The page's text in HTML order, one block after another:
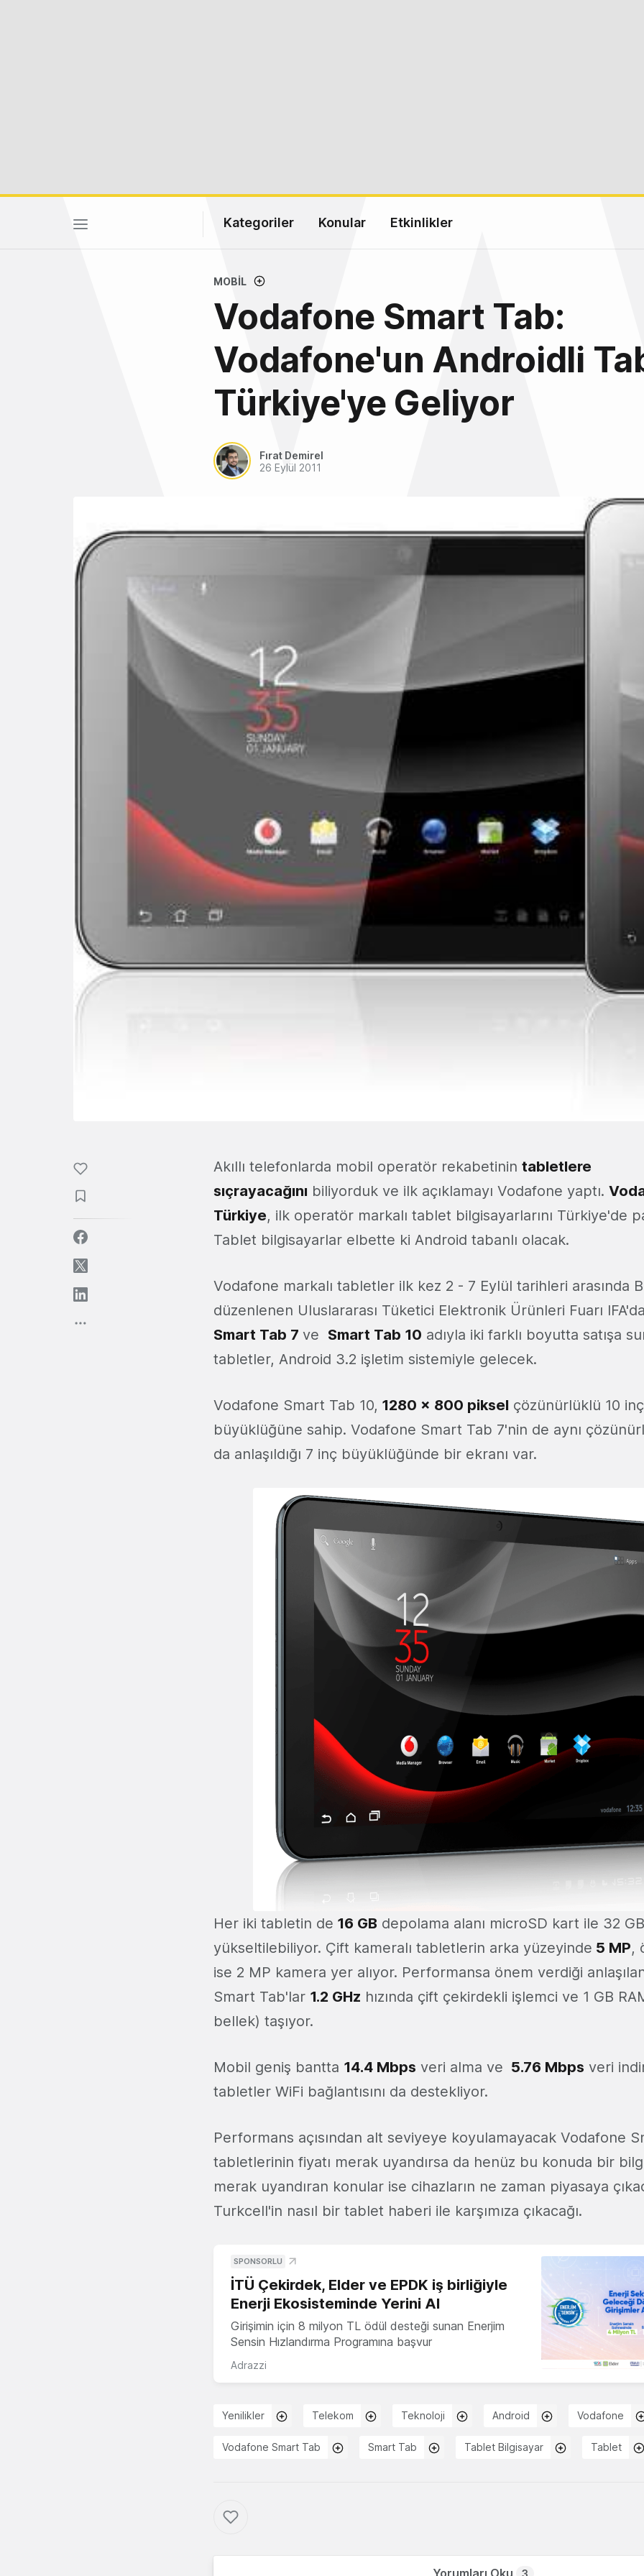
Kategoriler Konular Etkinlikler
MOBIL
Vodafone Smart Tab:
Vodafone'un Androidli
Türkiye'ye Geliyor
Fırat Demirel
26 Eylül 2011
Akıllı telefonlarda mobil operatör rekabetinin tabletlere
sıçrayacağını biliyorduk ve ilk açıklamayı Vodafone yaptı.
Türkiye, ilk operatör markalı tablet bilgisayarlarını Türkiye'de
Tablet bilgisayarlar elbette ki Android tabanlı olacak.
Vodafone markalı tabletler ilk kez 2 - 7 Eylül tarihleri arasında
düzenlenen Uluslararası Tüketici Elektronik Ürünleri Fuarı IFA'da
Smart Tab 7 ve Smart Tab 10 adıyla iki farklı boyutta satışa
tabletler, Android 3.2 işletim sistemiyle gelecek.
Vodafone Smart Tab 10, 1280 x 800 piksel çözünürlüklü 10
büyüklüğüne sahip. Vodafone Smart Tab 7'nin de aynı
da anlaşıldığı 7 inç büyüklüğünde bir ekranı var.
Her iki tabletin de 16 GB depolama alanı microSD kart ile 32
yükseltilebiliyor. Çift kameralı tabletlerin arka yüzeyinde 5 MP,
ise 2 MP kamera yer alıyor. Performansa önem verdiği
Smart Tab'lar 1.2 GHz hızında çift çekirdekli işlemci ve 1 GB
bellek) taşıyor.
Mobil geniş bantta 14.4 Mbps veri alma ve 5.76 Mbps veri
tabletler WiFi bağlantısını da destekliyor.
Performans açısından alt seviyeye koyulamayacak Vodafone
tabletlerinin fiyatı merak uyandırsa da henüz bu konuda bir
merak uyandıran konular ise cihazların ne zaman piyasaya
Turkcell'in nasıl bir tablet haberi ile karşımıza çıkacağı.
SPONSORLU
İTÜ Çekirdek, Elder ve EPDK iş birliğiyle
Enerji Ekosisteminde Yerini Al
Girişimin için 8 milyon TL ödül desteği sunan Enerjim
Sensin Hızlandırma Programına başvur
Adrazzi
Yenilikler Telekom Teknoloji Android Vodafone
Vodafone Smart Tab Smart Tab Tablet Bilgisayar Tablet